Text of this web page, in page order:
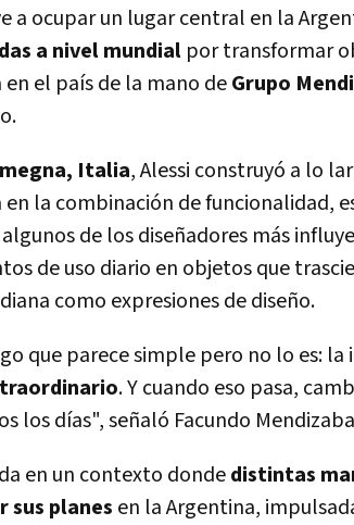
a ocupar un lugar central en la
a nivel mundial por transformar
el país de la mano deGrupo
Italia, Alessi construyó a lo
la combinación de funcionalidad,
de los diseñadores más
de uso diario en objetos que
como expresiones de diseño.
que parece simple pero no lo es: la
. Y cuando eso pasa,
los días", señaló Facundo
en un contexto dondedistintas
sus planes en la Argentina,